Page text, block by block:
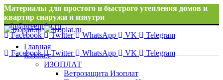
Материалы для простого и быстрого утепления домов и
квартир снаружи и изнутри
info@greenplat.ru
Facebook
Twitter WhatsApp VK
Telegram
8 996 533 10 46
Facebook
Twitter WhatsApp VK Telegram
Главная
Каталог
ИЗОПЛАТ
Ветрозащита Изоплат